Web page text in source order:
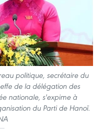
politique, secrétaire du
de la délégation des
nationale, s'expime à
du Parti de Hanoï.